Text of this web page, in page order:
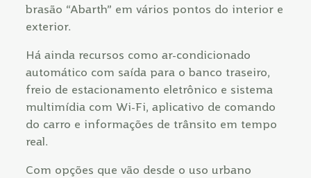
brasão “Abarth” em vários pontos do interior e
exterior.
Há ainda recursos como ar-condicionado
automático com saída para o banco traseiro,
freio de estacionamento eletrônico e sistema
multimídia com Wi-Fi, aplicativo de comando
do carro e informações de trânsito em tempo
real.
Com opções que vão desde o uso urbano